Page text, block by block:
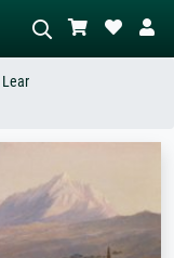
molto rosso, dipinto a
nudo in piedi vicino a un
albero.